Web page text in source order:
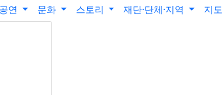
Perfect Weather)》 개최
Frozen Archive》 개최
최
공연 문화 스토리 재단·단체·지역 지